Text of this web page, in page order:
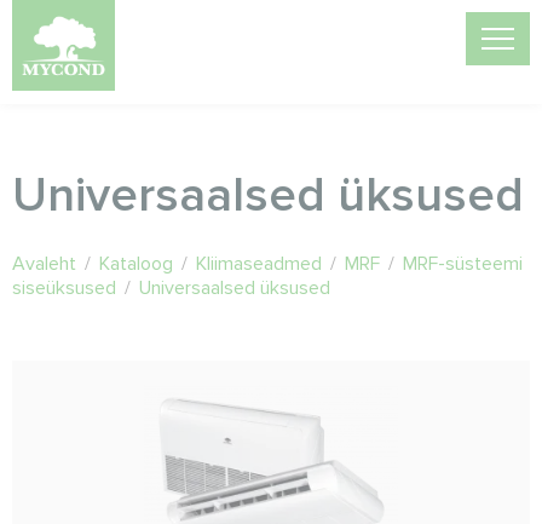
Universaalsed üksused
Avaleht / Kataloog / Kliimaseadmed / MRF / MRF-süsteemi
siseüksused / Universaalsed üksused